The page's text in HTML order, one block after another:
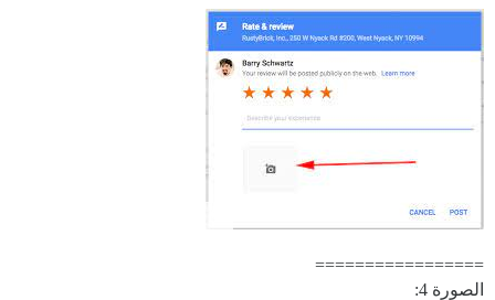
=================
الصورة 4: